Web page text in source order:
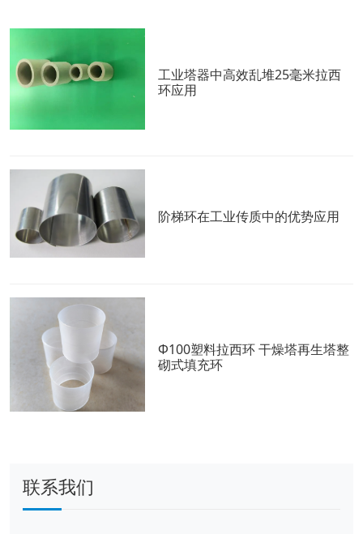
工业塔器中高效乱堆25毫米拉西
环应用
阶梯环在工业传质中的优势应用
Φ100塑料拉西环 干燥塔再生塔整
砌式填充环
联系我们